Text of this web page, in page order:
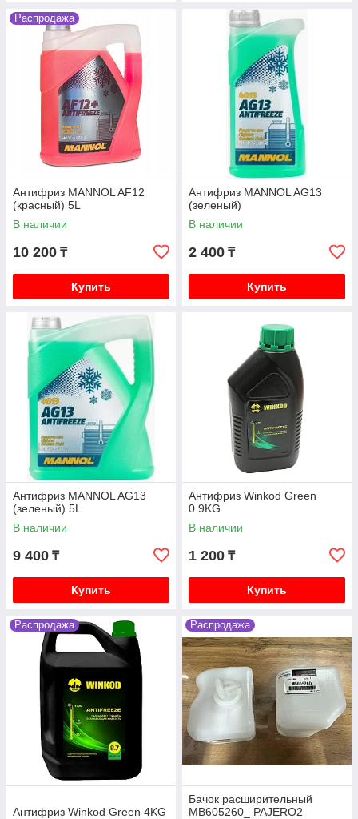
Распродажа
Антифриз MANNOL AF12
(красный) 5L
В наличии
10 200 ₸
Купить
Антифриз MANNOL AG13
(зеленый)
В наличии
2 400 ₸
Купить
Антифриз MANNOL AG13
(зеленый) 5L
В наличии
9 400 ₸
Купить
Антифриз Winkod Green
0.9KG
В наличии
1 200 ₸
Купить
Распродажа
Антифриз Winkod Green 4KG
Распродажа
Бачок расширительный
MB605260_ PAJERO2